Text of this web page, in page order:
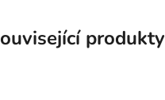
produkty